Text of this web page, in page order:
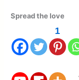
Spread the love
1